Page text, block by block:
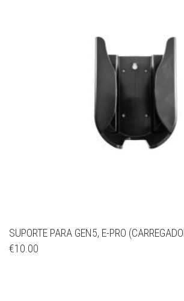
SUPORTE PARA GEN5, E-PRO
€10.00